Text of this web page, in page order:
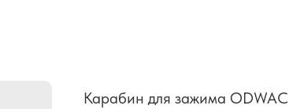
Карабин для зажима ODWAC